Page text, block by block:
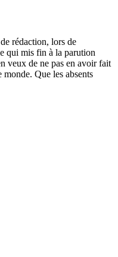
rédaction, lors de
qui mis fin à la parution
veux de ne pas en avoir fait
Que les absents